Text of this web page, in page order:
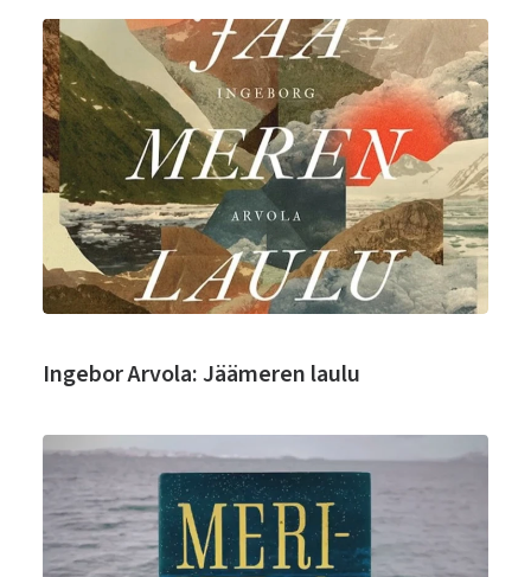
Ingebor Arvola: Jäämeren laulu